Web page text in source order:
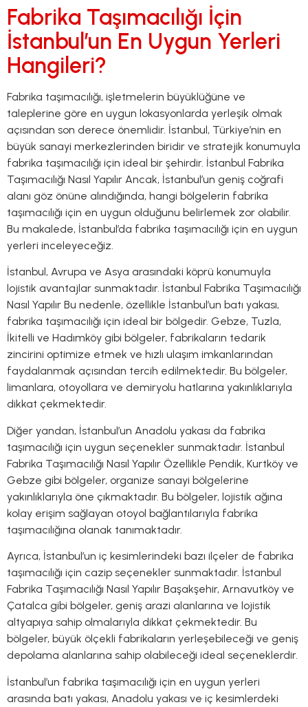
Fabrika Taşımacılığı İçin
İstanbul’un En Uygun Yerleri
Hangileri?
Fabrika taşımacılığı, işletmelerin büyüklüğüne ve
taleplerine göre en uygun lokasyonlarda yerleşik olmak
açısından son derece önemlidir. İstanbul, Türkiye’nin en
büyük sanayi merkezlerinden biridir ve stratejik konumuyla
fabrika taşımacılığı için ideal bir şehirdir. İstanbul Fabrika
Taşımacılığı Nasıl Yapılır Ancak, İstanbul’un geniş coğrafi
alanı göz önüne alındığında, hangi bölgelerin fabrika
taşımacılığı için en uygun olduğunu belirlemek zor olabilir.
Bu makalede, İstanbul’da fabrika taşımacılığı için en uygun
yerleri inceleyeceğiz.
İstanbul, Avrupa ve Asya arasındaki köprü konumuyla
lojistik avantajlar sunmaktadır. İstanbul Fabrika Taşımacılığı
Nasıl Yapılır Bu nedenle, özellikle İstanbul’un batı yakası,
fabrika taşımacılığı için ideal bir bölgedir. Gebze, Tuzla,
İkitelli ve Hadımköy gibi bölgeler, fabrikaların tedarik
zincirini optimize etmek ve hızlı ulaşım imkanlarından
faydalanmak açısından tercih edilmektedir. Bu bölgeler,
limanlara, otoyollara ve demiryolu hatlarına yakınlıklarıyla
dikkat çekmektedir.
Diğer yandan, İstanbul’un Anadolu yakası da fabrika
taşımacılığı için uygun seçenekler sunmaktadır. İstanbul
Fabrika Taşımacılığı Nasıl Yapılır Özellikle Pendik, Kurtköy ve
Gebze gibi bölgeler, organize sanayi bölgelerine
yakınlıklarıyla öne çıkmaktadır. Bu bölgeler, lojistik ağına
kolay erişim sağlayan otoyol bağlantılarıyla fabrika
taşımacılığına olanak tanımaktadır.
Ayrıca, İstanbul’un iç kesimlerindeki bazı ilçeler de fabrika
taşımacılığı için cazip seçenekler sunmaktadır. İstanbul
Fabrika Taşımacılığı Nasıl Yapılır Başakşehir, Arnavutköy ve
Çatalca gibi bölgeler, geniş arazi alanlarına ve lojistik
altyapıya sahip olmalarıyla dikkat çekmektedir. Bu
bölgeler, büyük ölçekli fabrikaların yerleşebileceği ve geniş
depolama alanlarına sahip olabileceği ideal seçeneklerdir.
İstanbul’un fabrika taşımacılığı için en uygun yerleri
arasında batı yakası, Anadolu yakası ve iç kesimlerdeki